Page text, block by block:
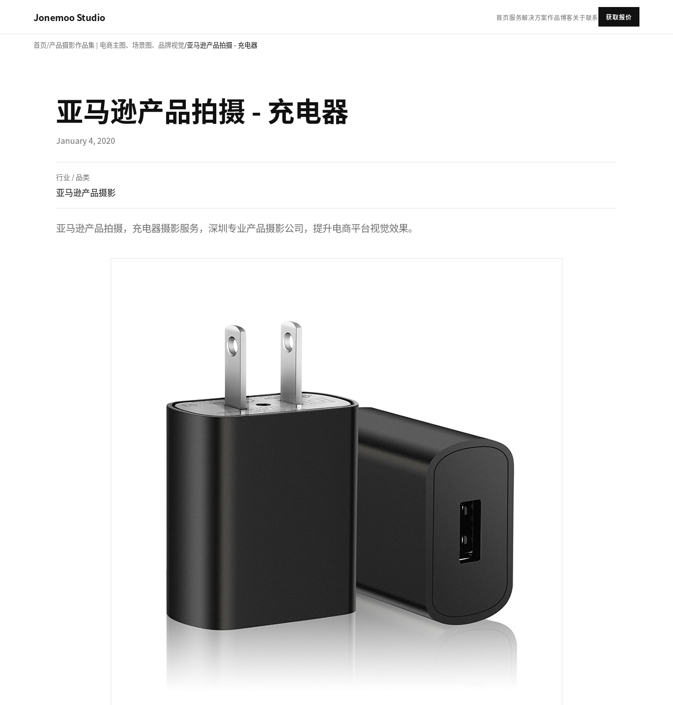
Jonemoo Studio 首页服务解决方案作品博客关于联系 获取报价
首页 产品摄影作品集 | 电商主图、场景图、品牌视觉 亚马逊产品拍摄 - 充电器
亚马逊产品拍摄 - 充电器
January 4, 2020
行业 / 品类
亚马逊产品摄影
亚马逊产品拍摄，充电器摄影服务，深圳专业产品摄影公司，提升电商平台视觉效果。